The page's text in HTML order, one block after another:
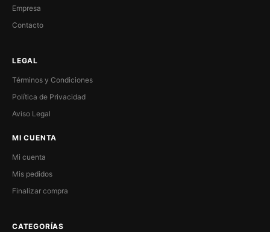
Empresa
Contacto
LEGAL
Términos y Condiciones
Política de Privacidad
Aviso Legal
MI CUENTA
Mi cuenta
Mis pedidos
Finalizar compra
CATEGORÍAS